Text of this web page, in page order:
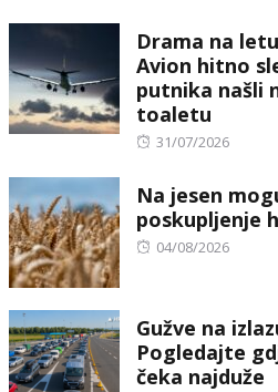
Drama na
Avion hitno
putnika našli
toaletu
Posted
31/07/2026
Na jesen
poskupljenje
Posted
04/08/2026
Gužve na
Pogledajte
čeka najduže